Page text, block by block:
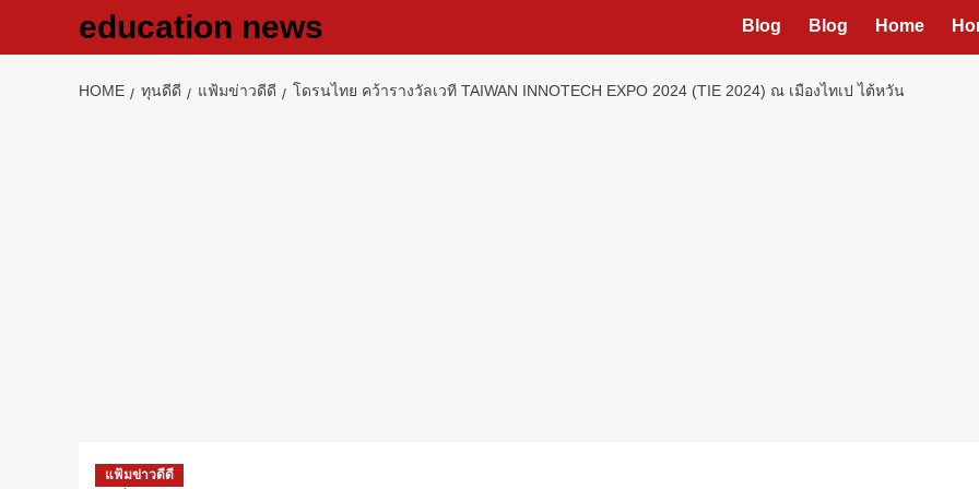
education news Blog Blog Home
HOME ทุนดีดี แฟ้มข่าวดีดี โดรนไทย คว้ารางวัลเวที TAIWAN INNOTECH EXPO 2024 (TIE 2024) ณ เมืองไทเป ไต้หวัน
แฟ้มข่าวดีดี